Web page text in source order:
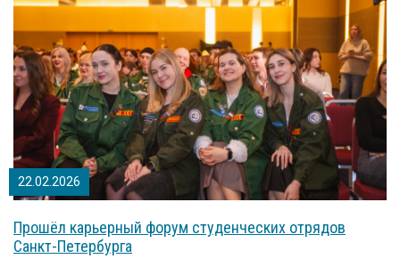
22.02.2026
Прошёл карьерный форум студенческих отрядов
Санкт-Петербурга